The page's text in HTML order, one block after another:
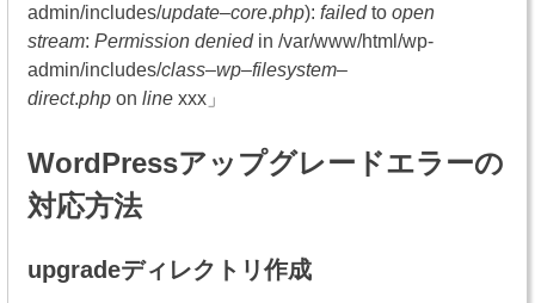
admin/includes/update–core.php): failedto open
stream: Permission deniedin /var/www/html/wp-
admin/includes/class–wp–filesystem–
direct.php on line xxx」
WordPressアップグレードエラーの
対応方法
upgradeディレクトリ作成